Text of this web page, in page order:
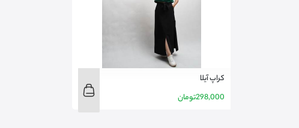
کراپ آیلا
298,000تومان